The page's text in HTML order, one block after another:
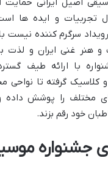
تجربیات و ایده ها
سرگرم کننده نیست
و هنر غنی ایران و لذت
با ارائه طیف
کلاسیک گرفته تا نواحی
مختلف را پوشش داده
خود رقم بزند.
جشنواره